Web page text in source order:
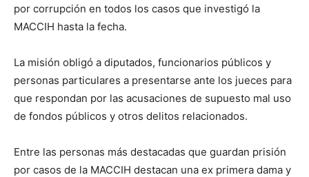
por corrupción en todos los casos que investigó la
MACCIH hasta la fecha.
La misión obligó a diputados, funcionarios públicos y
personas particulares a presentarse ante los jueces para
que respondan por las acusaciones de supuesto mal uso
de fondos públicos y otros delitos relacionados.
Entre las personas más destacadas que guardan prisión
por casos de la MACCIH destacan una ex primera dama y